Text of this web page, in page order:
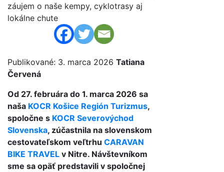
záujem o naše kempy, cyklotrasy aj
lokálne chute
Publikované: 3. marca 2026 Tatiana
Červená
Od 27. februára do 1. marca 2026 sa
naša KOCR Košice Región Turizmus,
spoločne s KOCR Severovýchod
Slovenska, zúčastnila na slovenskom
cestovateľskom veľtrhu CARAVAN
BIKE TRAVEL v Nitre. Návštevníkom
sme sa opäť predstavili v spoločnej